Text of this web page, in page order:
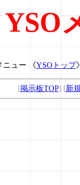
YSO
ュー 《YSOトップ
[掲示板TOP] [新